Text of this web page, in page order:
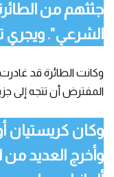
جثثهم من
الشرعي”. ويجري
وكانت الطائرة قد
المفترض أن تتجه إلى
وأخرج العديد